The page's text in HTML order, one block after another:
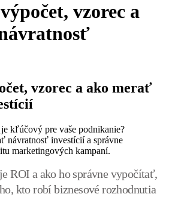
vzorec a
vzorec a ako merať
kľúčový pre vaše podnikanie?
návratnosť investícií a správne
marketingových kampaní.
ROI a ako ho správne vypočítať,
kto robí biznesové rozhodnutia